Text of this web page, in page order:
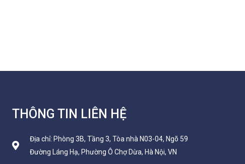
THÔNG TIN LIÊN HỆ
Địa chỉ: Phòng 3B, Tầng 3, Tòa nhà N03-04, Ngõ 59
Đường Láng Hạ, Phường Ô Chợ Dừa, Hà Nội, VN